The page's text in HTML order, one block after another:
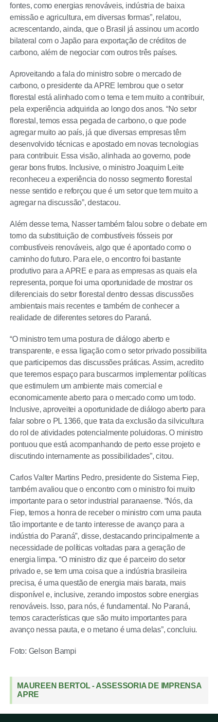
fontes, como energias renováveis, indústria de baixa
emissão e agricultura, em diversas formas”, relatou,
acrescentando, ainda, que o Brasil já assinou um acordo
bilateral com o Japão para exportação de créditos de
carbono, além de negociar com outros três países.
Aproveitando a fala do ministro sobre o mercado de
carbono, o presidente da APRE lembrou que o setor
florestal está alinhado com o tema e tem muito a contribuir,
pela experiência adquirida ao longo dos anos. “No setor
florestal, temos essa pegada de carbono, o que pode
agregar muito ao país, já que diversas empresas têm
desenvolvido técnicas e apostado em novas tecnologias
para contribuir. Essa visão, alinhada ao governo, pode
gerar bons frutos. Inclusive, o ministro Joaquim Leite
reconheceu a experiência do nosso segmento florestal
nesse sentido e reforçou que é um setor que tem muito a
agregar na discussão”, destacou.
Além desse tema, Nasser também falou sobre o debate em
torno da substituição de combustíveis fósseis por
combustíveis renováveis, algo que é apontado como o
caminho do futuro. Para ele, o encontro foi bastante
produtivo para a APRE e para as empresas as quais ela
representa, porque foi uma oportunidade de mostrar os
diferenciais do setor florestal dentro dessas discussões
ambientais mais recentes e também de conhecer a
realidade de diferentes setores do Paraná.
“O ministro tem uma postura de diálogo aberto e
transparente, e essa ligação com o setor privado possibilita
que participemos das discussões práticas. Assim, acredito
que teremos espaço para buscarmos implementar políticas
que estimulem um ambiente mais comercial e
economicamente aberto para o mercado como um todo.
Inclusive, aproveitei a oportunidade de diálogo aberto para
falar sobre o PL 1366, que trata da exclusão da silvicultura
do rol de atividades potencialmente poluidoras. O ministro
pontuou que está acompanhando de perto esse projeto e
discutindo internamente as possibilidades”, citou.
Carlos Valter Martins Pedro, presidente do Sistema Fiep,
também avaliou que o encontro com o ministro foi muito
importante para o setor industrial paranaense. “Nós, da
Fiep, temos a honra de receber o ministro com uma pauta
tão importante e de tanto interesse de avanço para a
indústria do Paraná”, disse, destacando principalmente a
necessidade de políticas voltadas para a geração de
energia limpa. “O ministro diz que é parceiro do setor
privado e, se tem uma coisa que a indústria brasileira
precisa, é uma questão de energia mais barata, mais
disponível e, inclusive, zerando impostos sobre energias
renováveis. Isso, para nós, é fundamental. No Paraná,
temos características que são muito importantes para
avanço nessa pauta, e o metano é uma delas”, concluiu.
Foto: Gelson Bampi
MAUREEN BERTOL - ASSESSORIA DE IMPRENSA
APRE